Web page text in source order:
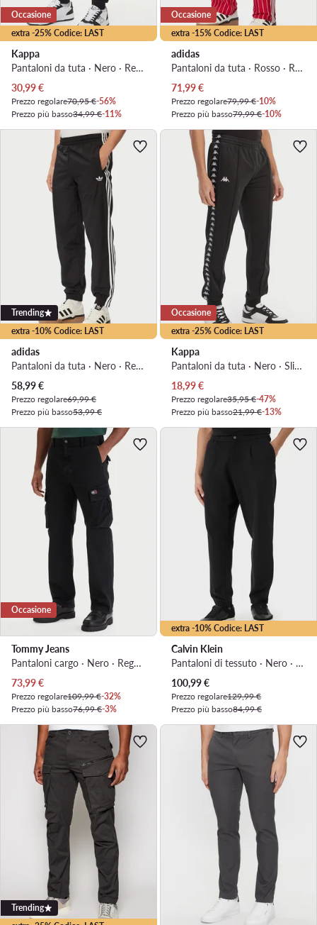
extra -25% Codice: LAST
Occasione
Kappa
Pantaloni da tuta · Nero · Regular Fit
Prezzo attuale
30,99€
Prezzo regolare70,95 €-56%
Prezzo più basso34,99 €-11%
extra -15% Codice: LAST
Occasione
adidas
Pantaloni da tuta · Rosso · Regular Fit
Prezzo attuale
71,99€
Prezzo regolare79,99 €-10%
Prezzo più basso79,99 €-10%
extra -10% Codice: LAST
Trending
adidas
Pantaloni da tuta · Nero · Regular Fit
Prezzo attuale
58,99€
Prezzo regolare69,99 €
Prezzo più basso53,99 €
extra -25% Codice: LAST
Occasione
Kappa
Pantaloni da tuta · Nero · Slim Fit
Prezzo attuale
18,99€
Prezzo regolare35,95 €-47%
Prezzo più basso21,99 €-13%
Occasione
Tommy Jeans
Pantaloni cargo · Nero · Regular Fit
Prezzo attuale
73,99€
Prezzo regolare109,99 €-32%
Prezzo più basso76,99 €-3%
extra -10% Codice: LAST
Calvin Klein
Pantaloni di tessuto · Nero · Slim Fit
Prezzo attuale
100,99€
Prezzo regolare129,99 €
Prezzo più basso84,99 €
Trending